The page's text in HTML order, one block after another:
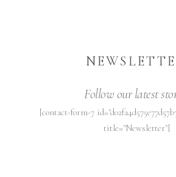
Follow our latest
[contact-form-7
title="Newsletter"]